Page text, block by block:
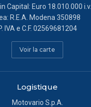
Capital: Euro 18.010.000 i.v.
R.E.A. Modena 350898
IVA e C.F. 02569681204
Voir la carte
Logistique
Motovario S.p.A.